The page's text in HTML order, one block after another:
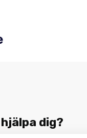
undermenyer för
dig?